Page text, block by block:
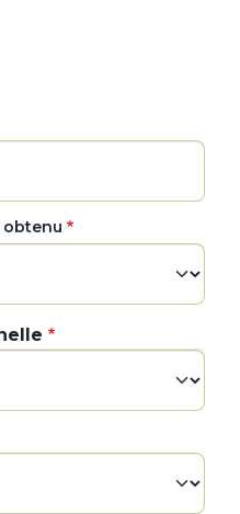
obtenu